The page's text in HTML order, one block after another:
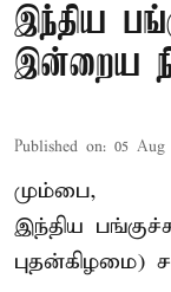
இந்திய
இன்றைய
Published on: 05 Aug
மும்பை,
இந்திய
புதன்கிழமை)